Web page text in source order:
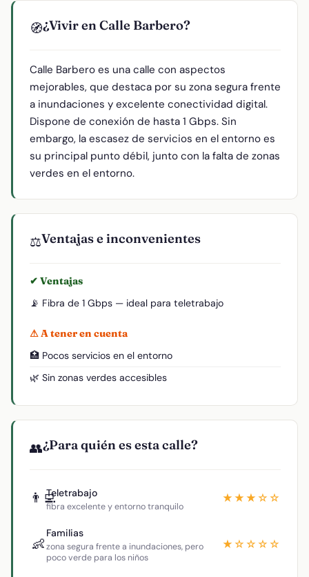
🧭¿Vivir en Calle Barbero?
Calle Barbero es una calle con aspectos
mejorables, que destaca por su zona segura frente
a inundaciones y excelente conectividad digital.
Dispone de conexión de hasta 1 Gbps. Sin
embargo, la escasez de servicios en el entorno es
su principal punto débil, junto con la falta de zonas
verdes en el entorno.
⚖️Ventajas e inconvenientes
✔ Ventajas
📡 Fibra de 1 Gbps — ideal para teletrabajo
⚠ A tener en cuenta
🏥 Pocos servicios en el entorno
🌿 Sin zonas verdes accesibles
👥¿Para quién es esta calle?
👨‍💻Teletrabajo
fibra excelente y entorno tranquilo
★★★☆☆
👶
Familias
zona segura frente a inundaciones, pero
poco verde para los niños
★☆☆☆☆